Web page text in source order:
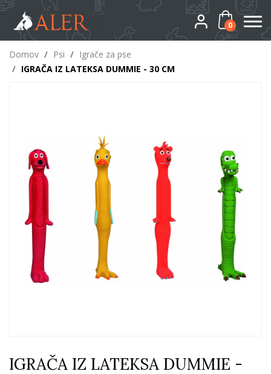
0
Domov / Psi / Igrače za pse
/ IGRAČA IZ LATEKSA DUMMIE - 30 CM
IGRAČA IZ LATEKSA DUMMIE -